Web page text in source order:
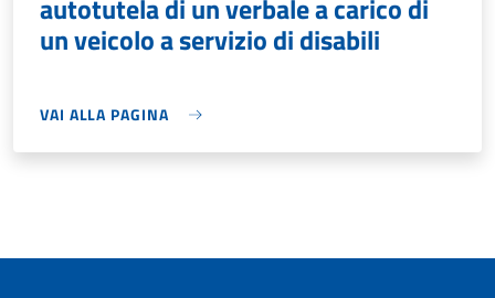
autotutela di un verbale a carico di
un veicolo a servizio di disabili
VAI ALLA PAGINA